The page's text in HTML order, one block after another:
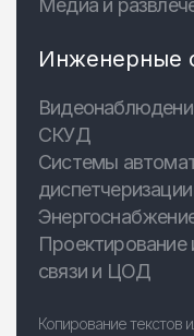
Инженерные
СКУД
Системы
диспетчеризации
Проектирование
связи и ЦОД
Копирование текстов